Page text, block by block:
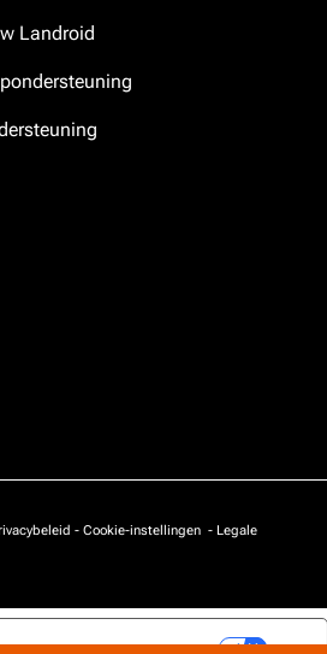
Landroid
- Cookie-instellingen - Legale
Uw privacy-opties